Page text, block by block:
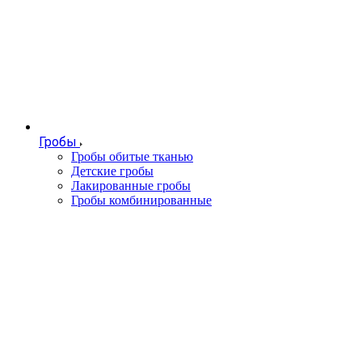
Гробы
Гробы обитые тканью
Детские гробы
Лакированные гробы
Гробы комбинированные